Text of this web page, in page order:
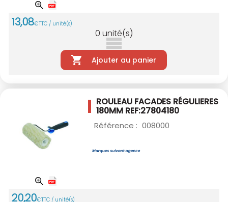
13,08€TTC / unité(s)
0 unité(s)
Ajouter au panier
ROULEAU FACADES RÉGULIERES
180MM REF:27804180
Référence : 008000
20,20€TTC / unité(s)